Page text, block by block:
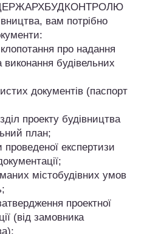
ДЕРЖАРХБУДКОНТРОЛЮ
вам потрібно
про надання
виконання будівельних
документів (паспорт
проекту будівництва
план;
проведеної експертизи
містобудівних умов
проектної
(від замовника